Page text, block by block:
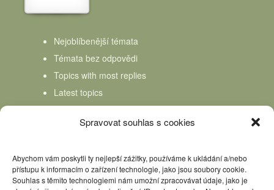
Spravovat souhlas s cookies
Abychom vám poskytli ty nejlepší zážitky, používáme k ukládání a/nebo
přístupu k informacím o zařízení technologie, jako jsou soubory cookie.
Souhlas s těmito technologiemi nám umožní zpracovávat údaje, jako je
Nejoblíbenější témata
Témata bez odpovědi
Topics with most replies
Latest topics
Topics Freshness